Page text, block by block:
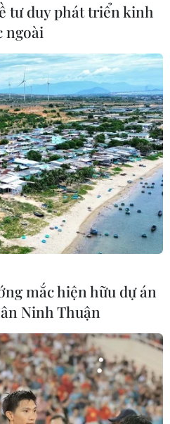
nhân
ở An
gặp
10 năm
liên quan
dạng bút
gốc, chưa
tư duy phát triển kinh
ngoài
mắc hiện hữu dự án
Ninh Thuận